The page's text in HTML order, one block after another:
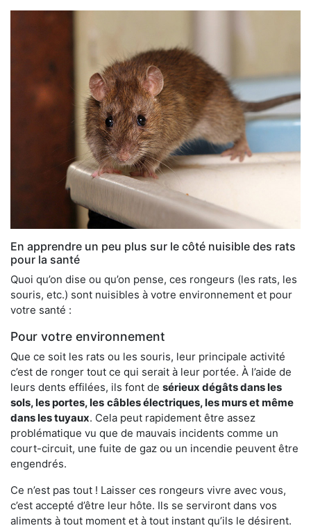
En apprendre un peu plus sur le côté nuisible des rats
pour la santé
Quoi qu’on dise ou qu’on pense, ces rongeurs (les rats, les
souris, etc.) sont nuisibles à votre environnement et pour
votre santé :
Pour votre environnement
Que ce soit les rats ou les souris, leur principale activité
c’est de ronger tout ce qui serait à leur portée. À l’aide de
leurs dents effilées, ils font de sérieux dégâts dans les
sols, les portes, les câbles électriques, les murs et même
dans les tuyaux. Cela peut rapidement être assez
problématique vu que de mauvais incidents comme un
court-circuit, une fuite de gaz ou un incendie peuvent être
engendrés.
Ce n’est pas tout ! Laisser ces rongeurs vivre avec vous,
c’est accepté d’être leur hôte. Ils se serviront dans vos
aliments à tout moment et à tout instant qu’ils le désirent.